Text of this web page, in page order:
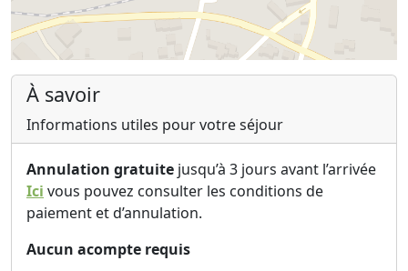
À savoir
Informations utiles pour votre séjour
Annulation gratuite jusqu’à 3 jours avant l’arrivée
Ici vous pouvez consulter les conditions de
paiement et d’annulation.
Aucun acompte requis